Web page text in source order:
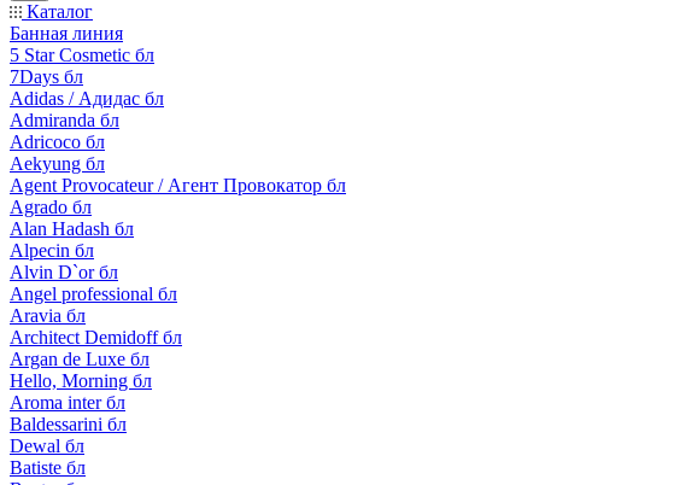
Каталог
Банная линия
5 Star Cosmetic бл
7Days бл
Adidas / Адидас бл
Admiranda бл
Adricoco бл
Aekyung бл
Agent Provocateur / Агент Провокатор бл
Agrado бл
Alan Hadash бл
Alpecin бл
Alvin D`or бл
Angel professional бл
Aravia бл
Architect Demidoff бл
Argan de Luxe бл
Hello, Morning бл
Aroma inter бл
Baldessarini бл
Dewal бл
Batiste бл